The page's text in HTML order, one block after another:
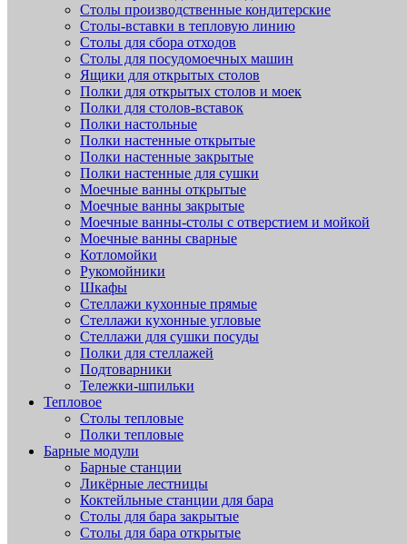
Столы производственные кондитерские
Столы-вставки в тепловую линию
Столы для сбора отходов
Столы для посудомоечных машин
Ящики для открытых столов
Полки для открытых столов и моек
Полки для столов-вставок
Полки настольные
Полки настенные открытые
Полки настенные закрытые
Полки настенные для сушки
Моечные ванны открытые
Моечные ванны закрытые
Моечные ванны-столы с отверстием и мойкой
Моечные ванны сварные
Котломойки
Рукомойники
Шкафы
Стеллажи кухонные прямые
Стеллажи кухонные угловые
Стеллажи для сушки посуды
Полки для стеллажей
Подтоварники
Тележки-шпильки
Тепловое
Столы тепловые
Полки тепловые
Барные модули
Барные станции
Ликёрные лестницы
Коктейльные станции для бара
Столы для бара закрытые
Столы для бара открытые